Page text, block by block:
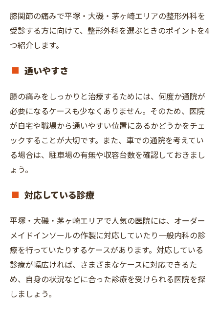
膝関節の痛みで平塚・大磯・茅ヶ崎エリアの整形外科を
受診する方に向けて、整形外科を選ぶときのポイントを4
つ紹介します。
通いやすさ
膝の痛みをしっかりと治療するためには、何度か通院が
必要になるケースも少なくありません。そのため、医院
が自宅や職場から通いやすい位置にあるかどうかをチェ
ックすることが大切です。また、車での通院を考えてい
る場合は、駐車場の有無や収容台数を確認しておきまし
ょう。
対応している診療
平塚・大磯・茅ヶ崎エリアで人気の医院には、オーダー
メイドインソールの作製に対応していたり一般内科の診
療を行っていたりするケースがあります。対応している
診療が幅広ければ、さまざまなケースに対応できるた
め、自身の状況などに合った診療を受けられる医院を探
しましょう。